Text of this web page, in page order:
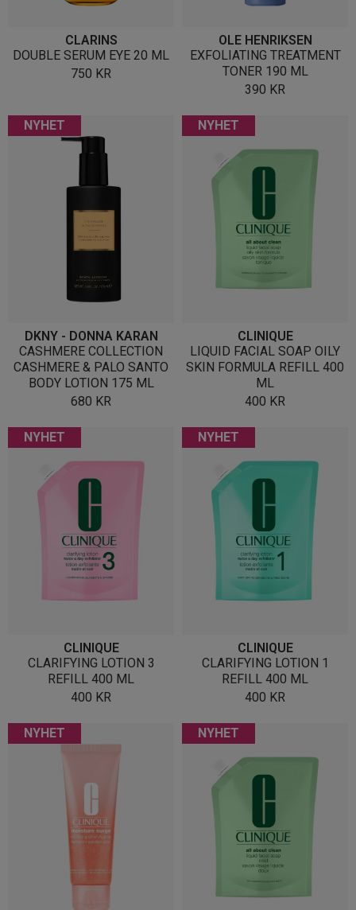
CLARINS
DOUBLE SERUM EYE 20 ML
750 KR
OLE HENRIKSEN
EXFOLIATING TREATMENT
TONER 190 ML
390 KR
NYHET
DKNY - DONNA KARAN
CASHMERE COLLECTION
CASHMERE & PALO SANTO
BODY LOTION 175 ML
680 KR
NYHET
CLINIQUE
LIQUID FACIAL SOAP OILY
SKIN FORMULA REFILL 400
ML
400 KR
NYHET
CLINIQUE
CLARIFYING LOTION 3
REFILL 400 ML
400 KR
NYHET
CLINIQUE
CLARIFYING LOTION 1
REFILL 400 ML
400 KR
NYHET NYHET